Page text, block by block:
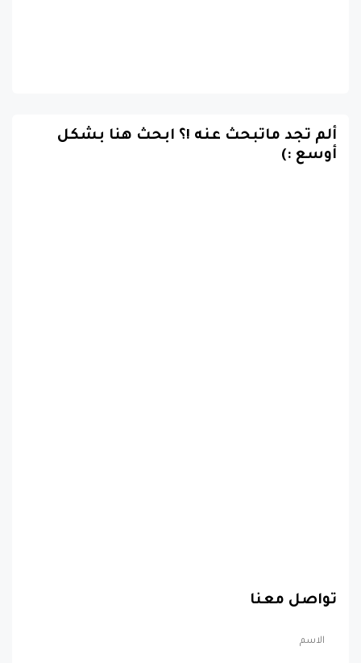
ألم تجد ماتبحث عنه !؟ ابحث هنا بشكل
أوسع :)
تواصل معنا